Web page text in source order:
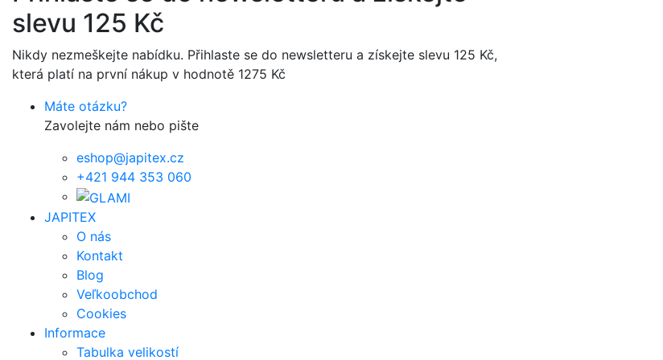
slevu 125 Kč
Nikdy nezmeškejte nabídku. Přihlaste se do newsletteru a získejte slevu 125 Kč,
která platí na první nákup v hodnotě 1275 Kč
Máte otázku?
Zavolejte nám nebo pište
eshop@japitex.cz
+421 944 353 060
JAPITEX
O nás
Kontakt
Blog
Veľkoobchod
Cookies
Informace
Tabulka velikostí